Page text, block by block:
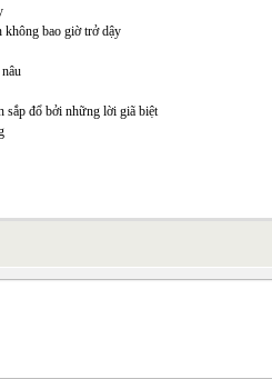
không bao giờ trở dậy
sắp đổ bởi những lời giã biệt